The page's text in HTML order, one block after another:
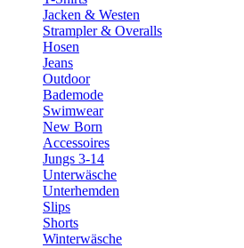
Jacken & Westen
Strampler & Overalls
Hosen
Jeans
Outdoor
Bademode
Swimwear
New Born
Accessoires
Jungs 3-14
Unterwäsche
Unterhemden
Slips
Shorts
Winterwäsche